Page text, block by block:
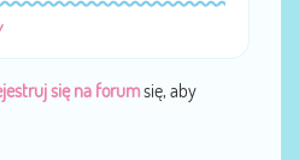
się na forumsię, aby